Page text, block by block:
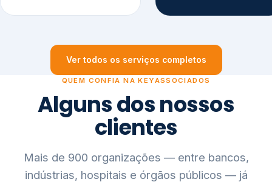
Ver todos os serviços completos
QUEM CONFIA NA KEYASSOCIADOS
Alguns dos nossos
clientes
Mais de 900 organizações — entre bancos,
indústrias, hospitais e órgãos públicos — já